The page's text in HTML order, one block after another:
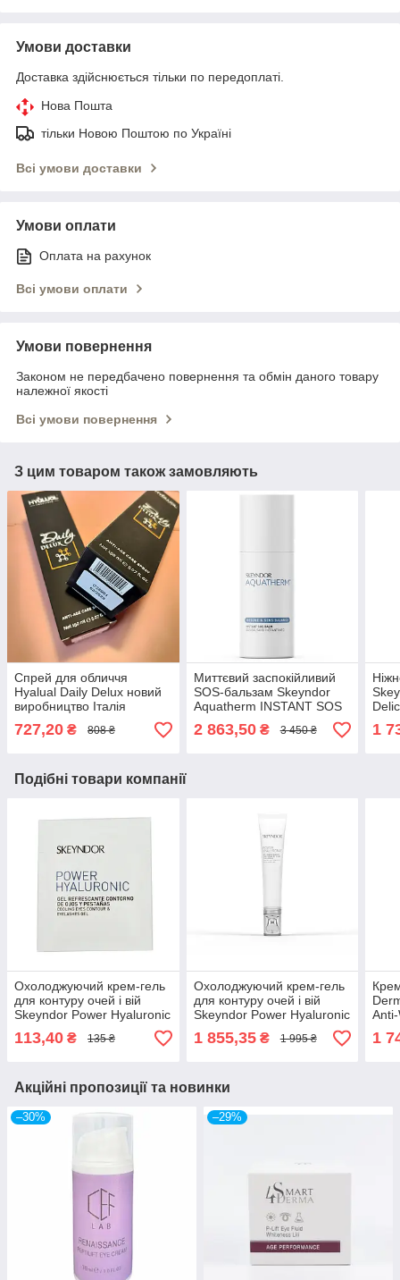
Умови доставки
Доставка здійснюється тільки по передоплаті.
Нова Пошта
тільки Новою Поштою по Україні
Всі умови доставки
Умови оплати
Оплата на рахунок
Всі умови оплати
Умови повернення
Законом не передбачено повернення та обмін даного товару
належної якості
Всі умови повернення
З цим товаром також замовляють
Спрей для обличчя
Hyalual Daily Delux новий
виробництво Італія
727,20 ₴ 808 ₴
Миттєвий заспокійливий
SOS-бальзам Skeyndor
Aquatherm INSTANT SOS
BALM 30мл
2 863,50₴ 3 450 ₴ 1
Подібні товари компанії
Охолоджуючий крем-гель
для контуру очей і вій
Skeyndor Power Hyaluronic
113,40 ₴ 135 ₴
Охолоджуючий крем-гель
для контуру очей і вій
Skeyndor Power Hyaluronic
eyelashes gel 15мл
1 855,35₴ 1 995 ₴ 1
Акційні пропозиції та новинки
–30% –29%